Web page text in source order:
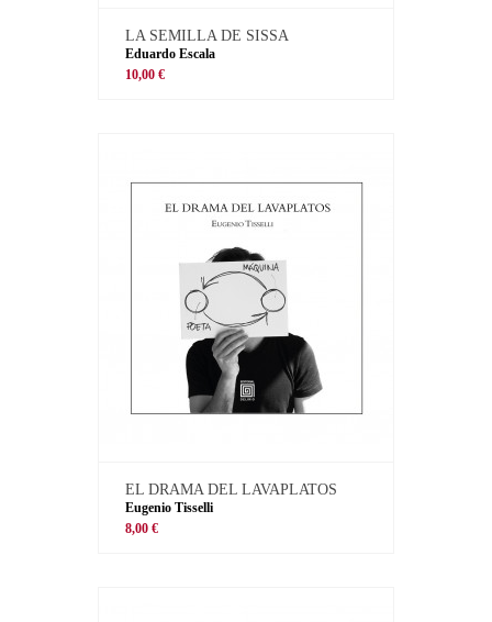
LA SEMILLA DE SISSA
Eduardo Escala
10,00 €
EL DRAMA DEL LAVAPLATOS
Eugenio Tisselli
8,00 €